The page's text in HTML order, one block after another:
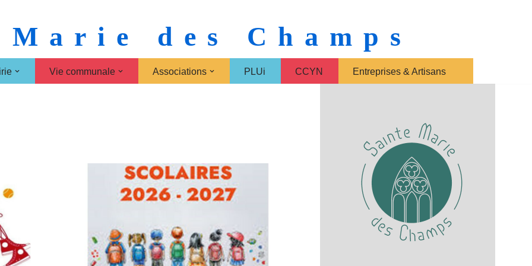
des Champs
Vie communale Associations PLUi CCYN Entreprises & Artisans